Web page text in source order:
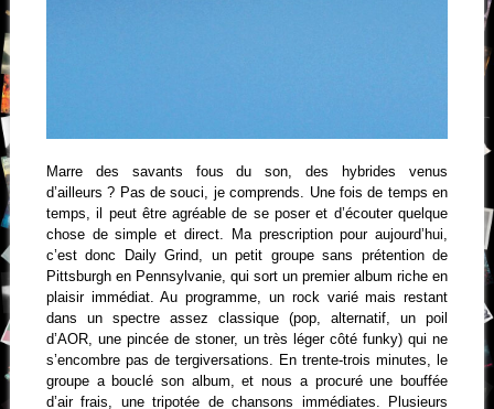
Marre des savants fous du son, des hybrides venus
d’ailleurs ? Pas de souci, je comprends. Une fois de temps en
temps, il peut être agréable de se poser et d’écouter quelque
chose de simple et direct. Ma prescription pour aujourd’hui,
c’est donc Daily Grind, un petit groupe sans prétention de
Pittsburgh en Pennsylvanie, qui sort un premier album riche en
plaisir immédiat. Au programme, un rock varié mais restant
dans un spectre assez classique (pop, alternatif, un poil
d’AOR, une pincée de stoner, un très léger côté funky) qui ne
s’encombre pas de tergiversations. En trente-trois minutes, le
groupe a bouclé son album, et nous a procuré une bouffée
d’air frais, une tripotée de chansons immédiates. Plusieurs